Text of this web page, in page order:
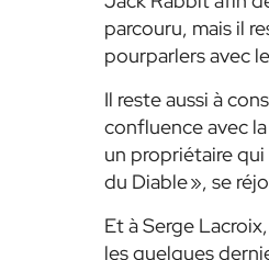
parcouru, mais il
pourparlers avec
Il reste aussi à
confluence avec
un propriétaire
du Diable », se
Et à Serge
les quelques